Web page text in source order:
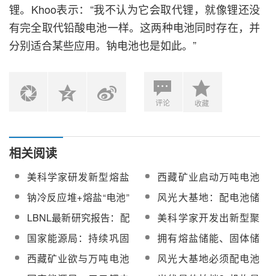
锂。Khoo表示：“我不认为它会取代锂，就像锂还没
有完全取代铅酸电池一样。这两种电池同时存在，并
分别适合某些应用。钠电池也是如此。”
评论 收藏
相关阅读
美科学家研发新型熔盐
电池，有望更低温且廉
价地实现电网级储能
西藏矿业启动万吨电池
级碳酸锂项目，BOO模
式配套建设“光伏+光热”
项目供能
钠冷反应堆+熔盐“电池”
新组合！美拟投建低碳
核能+熔盐储热供能项目
风光大基地：配电池储
能还是配光热？
LBNL最新研究报告：配
套部署2小时电池储能系
统将获得更高经济回报
美科学家开发出新型聚
合物燃料电池，工作温
度为80-160℃
国家能源局：持续巩固
提升光伏技术优势，加
快高效率光伏电池、光
拥有熔盐储能、固体储
热、电池等核心技术！
西子洁能持续深化“新能
西藏矿业欲与万吨电池
级碳酸锂项目供能商“分
风光大基地必须配电池
储能吗？未必！